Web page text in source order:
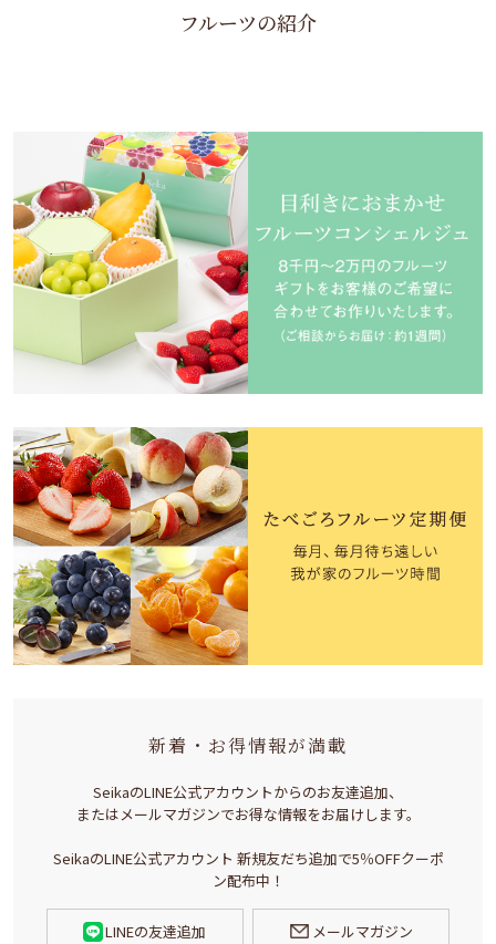
フルーツの紹介
新着・お得情報が満載
SeikaのLINE公式アカウントからのお友達追加、
またはメールマガジンでお得な情報をお届けします。
SeikaのLINE公式アカウント 新規友だち追加で5％OFFクーポ
ン配布中！
LINEの友達追加 メールマガジン